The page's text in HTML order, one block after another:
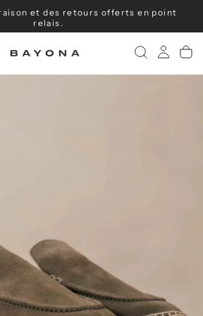
et des retours offerts en point
relais.